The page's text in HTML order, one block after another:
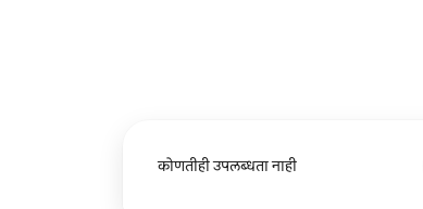
कोणतीही उपलब्धता नाही